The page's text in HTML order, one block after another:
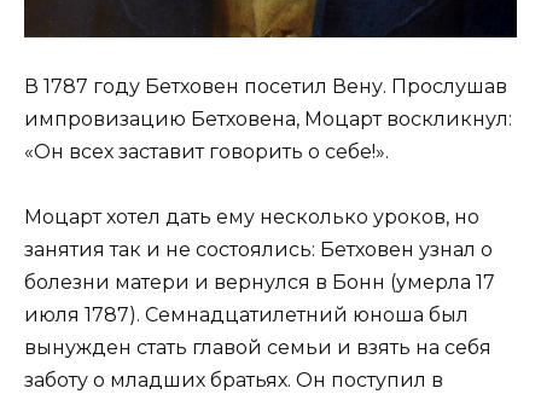
В 1787 году Бетховен посетил Вену. Прослушав
импровизацию Бетховена, Моцарт воскликнул:
«Он всех заставит говорить о себе!».
Моцарт хотел дать ему несколько уроков, но
занятия так и не состоялись: Бетховен узнал о
болезни матери и вернулся в Бонн (умерла 17
июля 1787). Семнадцатилетний юноша был
вынужден стать главой семьи и взять на себя
заботу о младших братьях. Он поступил в